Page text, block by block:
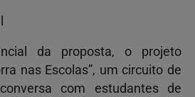
da proposta, o projeto
nas Escolas”, um circuito de
com estudantes de